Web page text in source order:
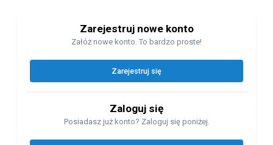
Zarejestruj nowe konto
Załóż nowe konto. To bardzo proste!
Zarejestruj się
Zaloguj się
Posiadasz już konto? Zaloguj się poniżej.